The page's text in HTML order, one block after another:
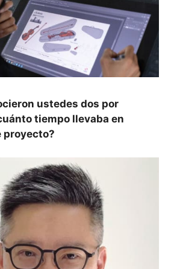
ustedes dos por
tiempo llevaba en
proyecto?